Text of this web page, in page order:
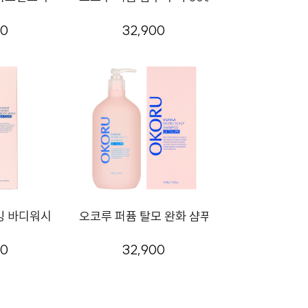
32,900
바디워시 라튤립 250ml오코루 퍼퓸 탈모 완화 샴푸 500g 라튤립
32,900